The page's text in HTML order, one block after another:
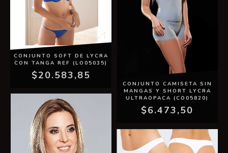
CONJUNTO SOFT DE LYCRA
CON TANGA REF (LO05035)
$20.583,85
CONJUNTO CAMISETA SIN
MANGAS Y SHORT LYCRA
ULTRAOPACA (CO05820)
$6.473,50